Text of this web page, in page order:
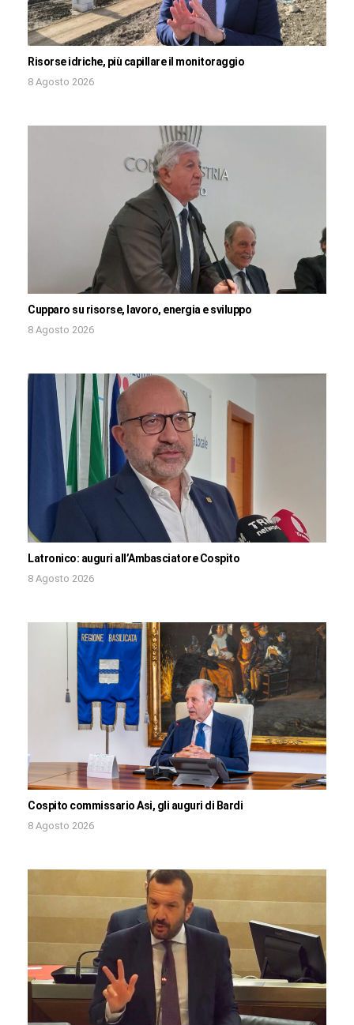
Risorse idriche, più capillare il monitoraggio
8 Agosto 2026
Cupparo su risorse, lavoro, energia e sviluppo
8 Agosto 2026
Latronico: auguri all’Ambasciatore Cospito
8 Agosto 2026
Cospito commissario Asi, gli auguri di Bardi
8 Agosto 2026